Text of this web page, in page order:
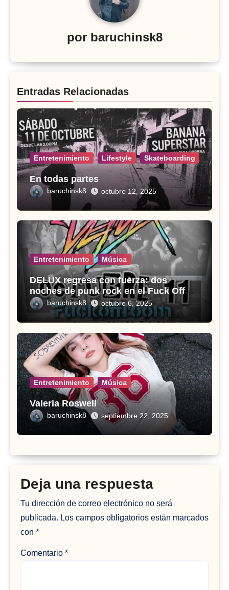
por baruchinsk8
Entradas Relacionadas
Entretenimiento Lifestyle Skateboarding
En todas partes
baruchinsk8 octubre 12, 2025
Entretenimiento Música
DELUX regresa con fuerza: dos
noches de punk rock en el Fuck Off
Roombaruchinsk8 octubre 6, 2025
Entretenimiento Música
Valeria Roswell
baruchinsk8 septiembre 22, 2025
Deja una respuesta
Tu dirección de correo electrónico no será
publicada. Los campos obligatorios están marcados
con *
Comentario *